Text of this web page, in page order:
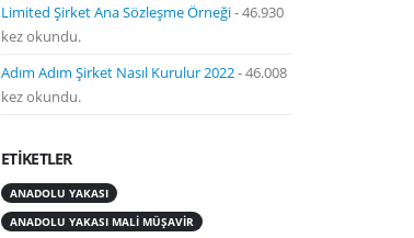
Limited Şirket Ana Sözleşme Örneği- 46.930
kez okundu.
Adım Adım Şirket Nasıl Kurulur 2022- 46.008
kez okundu.
ETIKETLER
ANADOLU YAKASI
ANADOLU YAKASI MALI MÜŞAVIR